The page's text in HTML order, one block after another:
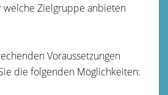
welche Zielgruppe anbieten
Voraussetzungen
die folgenden Möglichkeiten: